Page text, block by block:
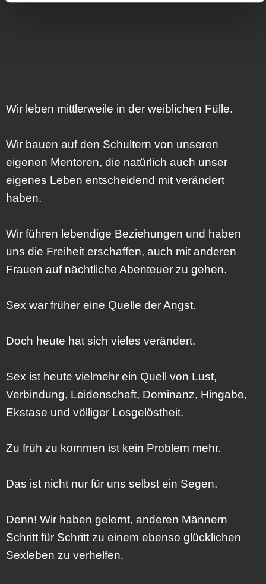
Wir leben mittlerweile in der weiblichen Fülle.
Wir bauen auf den Schultern von unseren
eigenen Mentoren, die natürlich auch unser
eigenes Leben entscheidend mit verändert
haben.
Wir führen lebendige Beziehungen und haben
uns die Freiheit erschaffen, auch mit anderen
Frauen auf nächtliche Abenteuer zu gehen.
Sex war früher eine Quelle der Angst.
Doch heute hat sich vieles verändert.
Sex ist heute vielmehr ein Quell von Lust,
Verbindung, Leidenschaft, Dominanz, Hingabe,
Ekstase und völliger Losgelöstheit.
Zu früh zu kommen ist kein Problem mehr.
Das ist nicht nur für uns selbst ein Segen.
Denn! Wir haben gelernt, anderen Männern
Schritt für Schritt zu einem ebenso glücklichen
Sexleben zu verhelfen.